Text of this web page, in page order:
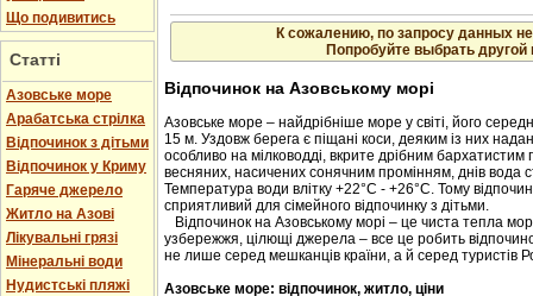
Що подивитись
Статті
Азовське море
Арабатська стрілка
Відпочинок з дітьми
Відпочинок у Криму
Гаряче джерело
Житло на Азові
Лікувальні грязі
Мінеральні води
Нудистські пляжі
К сожалению, по запросу данных
Попробуйте выбрать другой
Відпочинок на Азовському морі
Азовське море – найдрібніше море у світі, його
15 м. Уздовж берега є піщані коси, деяким із них
особливо на мілководді, вкрите дрібним
весняних, насичених сонячним промінням, днів вода
Температура води влітку +22°C - +26°C. Тому
сприятливий для сімейного відпочинку з дітьми.
Відпочинок на Азовському морі – це чиста тепла
узбережжя, цілющі джерела – все це робить
не лише серед мешканців країни, а й серед туристів
Азовське море: відпочинок, житло, ціни